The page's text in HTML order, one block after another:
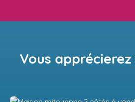
Vous apprécierez